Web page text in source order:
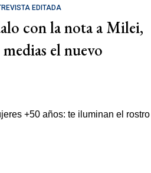
EDITADA
con la nota a Milei,
el nuevo